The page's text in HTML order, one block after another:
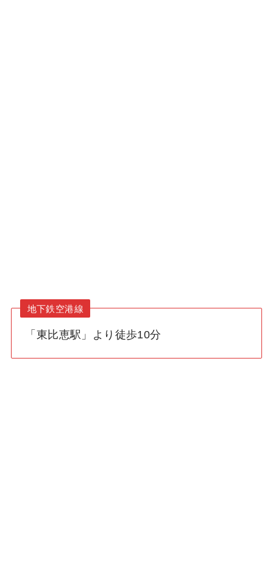
地下鉄空港線
「東比恵駅」より徒歩10分